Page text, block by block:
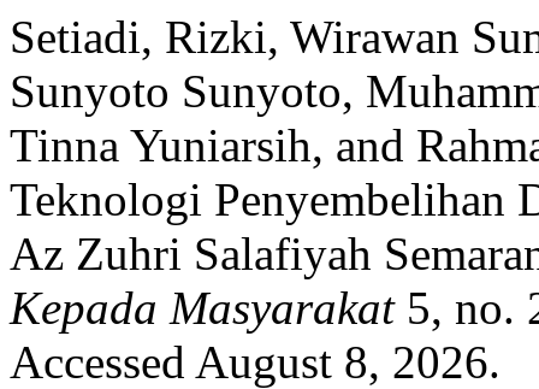
Setiadi, Rizki, Wirawan
Sunyoto Sunyoto,
Tinna Yuniarsih, and
Teknologi Penyembelihan
Az Zuhri Salafiyah
Kepada Masyarakat5, no.
Accessed August 8, 2026.